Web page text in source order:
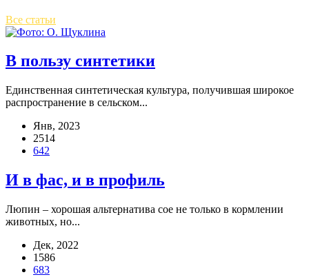
Все статьи
В пользу синтетики
Един­ствен­ная син­те­ти­че­ская куль­ту­ра, полу­чив­шая широ­кое
рас­про­стра­не­ние в сель­ском...
Янв, 2023
2514
642
И в фас, и в профиль
Люпин – хоро­шая аль­тер­на­ти­ва сое не толь­ко в корм­ле­нии
живот­ных, но...
Дек, 2022
1586
683